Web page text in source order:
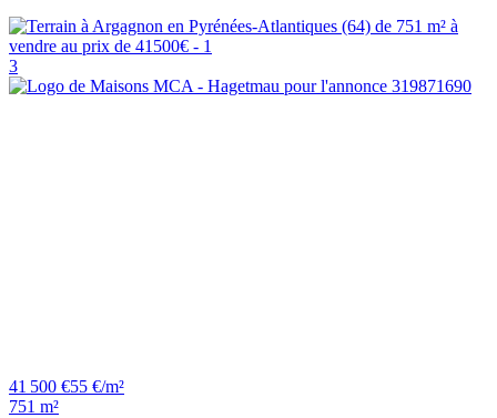
3
41 500 €55 €/m²
751 m²